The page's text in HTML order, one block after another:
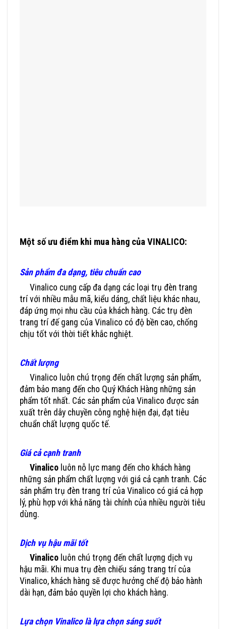
Một số ưu điểm khi mua hàng của VINALICO:
Sản phẩm đa dạng, tiêu chuẩn cao
Vinalico cung cấp đa dạng các loại trụ đèn trang
trí với nhiều mẫu mã, kiểu dáng, chất liệu khác nhau,
đáp ứng mọi nhu cầu của khách hàng. Các trụ đèn
trang trí đế gang của Vinalico có độ bền cao, chống
chịu tốt với thời tiết khắc nghiệt.
Chất lượng
Vinalico luôn chú trọng đến chất lượng sản phẩm,
đảm bảo mang đến cho Quý Khách Hàng những sản
phẩm tốt nhất. Các sản phẩm của Vinalico được sản
xuất trên dây chuyền công nghệ hiện đại, đạt tiêu
chuẩn chất lượng quốc tế.
Giá cả cạnh tranh
Vinalico luôn nỗ lực mang đến cho khách hàng
những sản phẩm chất lượng với giá cả cạnh tranh. Các
sản phẩm trụ đèn trang trí của Vinalico có giá cả hợp
lý, phù hợp với khả năng tài chính của nhiều người tiêu
dùng.
Dịch vụ hậu mãi tốt
Vinalico luôn chú trọng đến chất lượng dịch vụ
hậu mãi. Khi mua trụ đèn chiếu sáng trang trí của
Vinalico, khách hàng sẽ được hưởng chế độ bảo hành
dài hạn, đảm bảo quyền lợi cho khách hàng.
Lựa chọn Vinalico là lựa chọn sáng suốt